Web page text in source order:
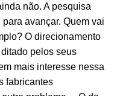
não. A pesquisa
avançar. Quem vai
O direcionamento
pelos seus
mais interesse nessa
fabricantes